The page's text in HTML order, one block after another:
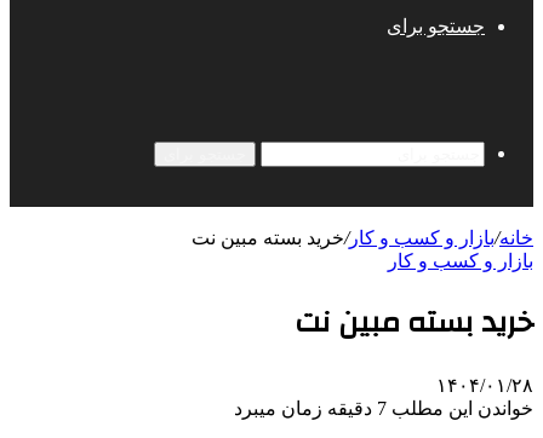
جستجو برای
خانه/بازار و کسب و کار/خرید بسته مبین نت
بازار و کسب و کار
خرید بسته مبین نت
۱۴۰۴/۰۱/۲۸
خواندن این مطلب 7 دقیقه زمان میبرد